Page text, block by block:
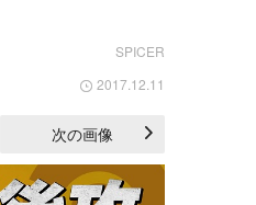
SPICER
2017.12.11
次の画像